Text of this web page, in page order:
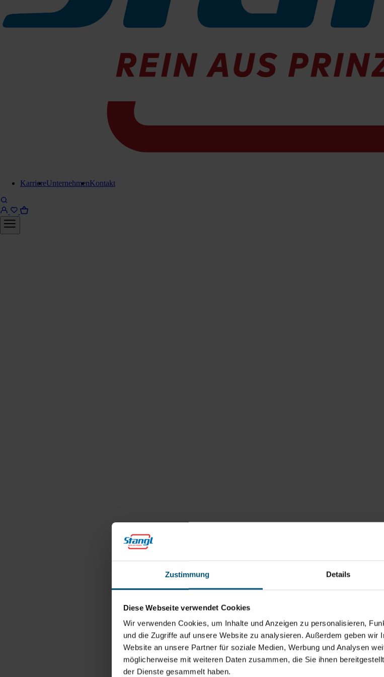
Zustimmung Details
Diese Webseite verwendet Cookies
Wir verwenden Cookies, um Inhalte und Anzeigen zu personalisieren,
und die Zugriffe auf unsere Website zu analysieren. Außerdem geben wir
Website an unsere Partner für soziale Medien, Werbung und Analysen
möglicherweise mit weiteren Daten zusammen, die Sie ihnen
der Dienste gesammelt haben.
KarriereUnternehmenKontakt
Ladegerät stationär 36V/120A
Kontaktieren Sie uns!